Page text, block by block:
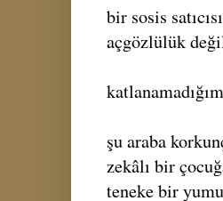
bir sosis
açgözlülük
şu araba
zekâlı bir
teneke bir